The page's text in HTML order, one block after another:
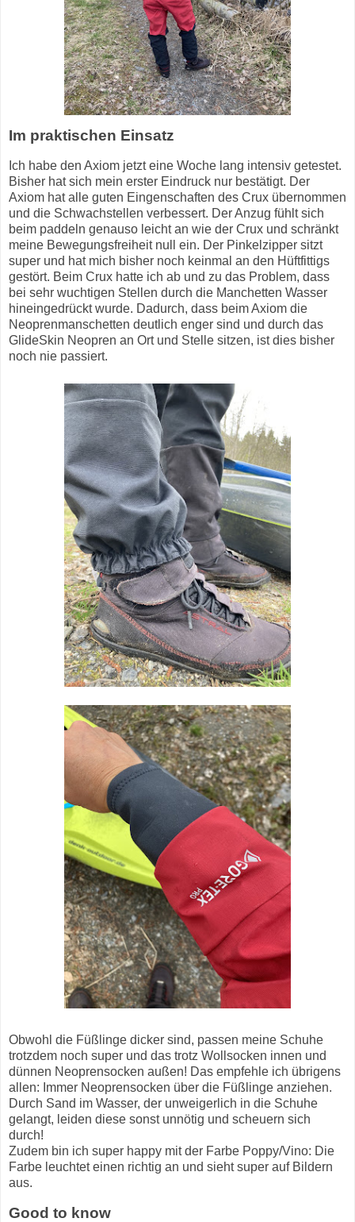
Im praktischen Einsatz
Ich habe den Axiom jetzt eine Woche lang intensiv getestet.
Bisher hat sich mein erster Eindruck nur bestätigt. Der
Axiom hat alle guten Eingenschaften des Crux übernommen
und die Schwachstellen verbessert. Der Anzug fühlt sich
beim paddeln genauso leicht an wie der Crux und schränkt
meine Bewegungsfreiheit null ein. Der Pinkelzipper sitzt
super und hat mich bisher noch keinmal an den Hüftfittigs
gestört. Beim Crux hatte ich ab und zu das Problem, dass
bei sehr wuchtigen Stellen durch die Manchetten Wasser
hineingedrückt wurde. Dadurch, dass beim Axiom die
Neoprenmanschetten deutlich enger sind und durch das
GlideSkin Neopren an Ort und Stelle sitzen, ist dies bisher
noch nie passiert.
Obwohl die Füßlinge dicker sind, passen meine Schuhe
trotzdem noch super und das trotz Wollsocken innen und
dünnen Neoprensocken außen! Das empfehle ich übrigens
allen: Immer Neoprensocken über die Füßlinge anziehen.
Durch Sand im Wasser, der unweigerlich in die Schuhe
gelangt, leiden diese sonst unnötig und scheuern sich
durch!
Zudem bin ich super happy mit der Farbe Poppy/Vino: Die
Farbe leuchtet einen richtig an und sieht super auf Bildern
aus.
Good to know